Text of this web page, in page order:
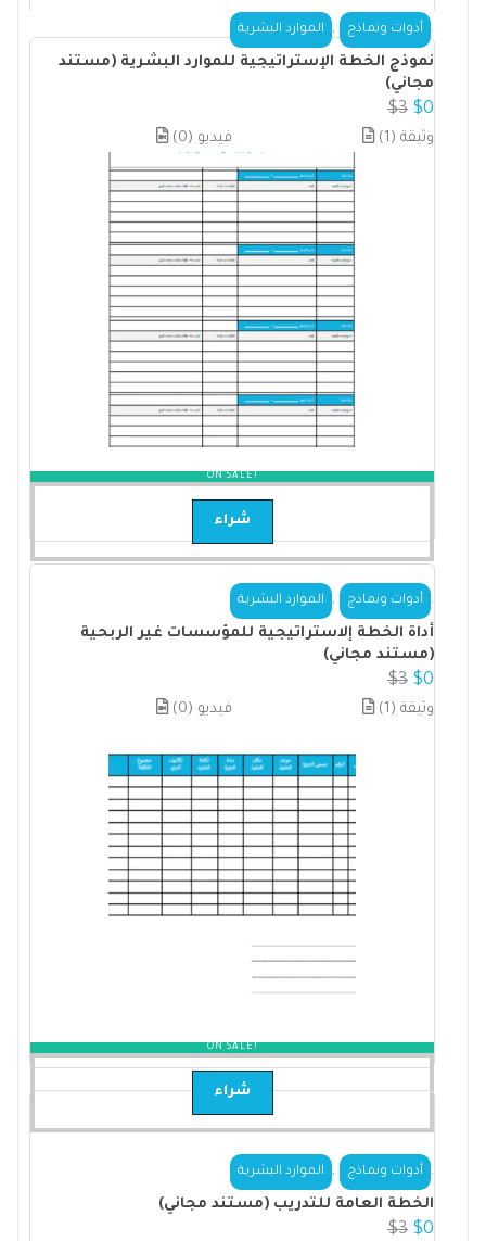
الموارد البشرية أدوات ونماذج
نموذج الخطة الإستراتيجية للموارد البشرية (مستند
مجاني)
$3 $0
(0) فيديو (1) وثيقة
ON SALE!
شراء
الموارد البشرية أدوات ونماذج
أداة الخطة إلاستراتيجية للمؤسسات غير الربحية
(مستند مجاني)
$3 $0
(0) فيديو (1) وثيقة
ON SALE!
شراء
الموارد البشرية أدوات ونماذج
الخطة العامة للتدريب (مستند مجاني)
$3 $0